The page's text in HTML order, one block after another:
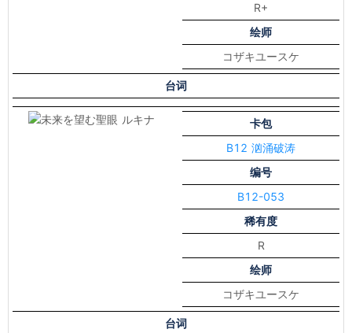
R+
绘师
コザキユースケ
台词
卡包
B12 汹涌破涛
编号
B12-053
稀有度
R
绘师
コザキユースケ
台词